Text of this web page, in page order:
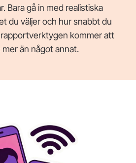
Bara gå in med realistiska
du väljer och hur snabbt du
kommer att
än något annat.